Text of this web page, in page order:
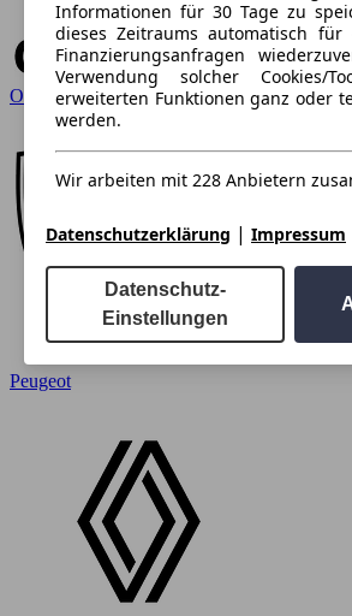
Opel
Peugeot
Informationen für 30 Tage zu
dieses Zeitraums automatisch
Finanzierungsanfragen
Verwendung solcher Cookies/
erweiterten Funktionen ganz oder
werden.
Wir arbeiten mit 228 Anbietern
Datenschutzerklärung | Impressum
Datenschutz-
Einstellungen